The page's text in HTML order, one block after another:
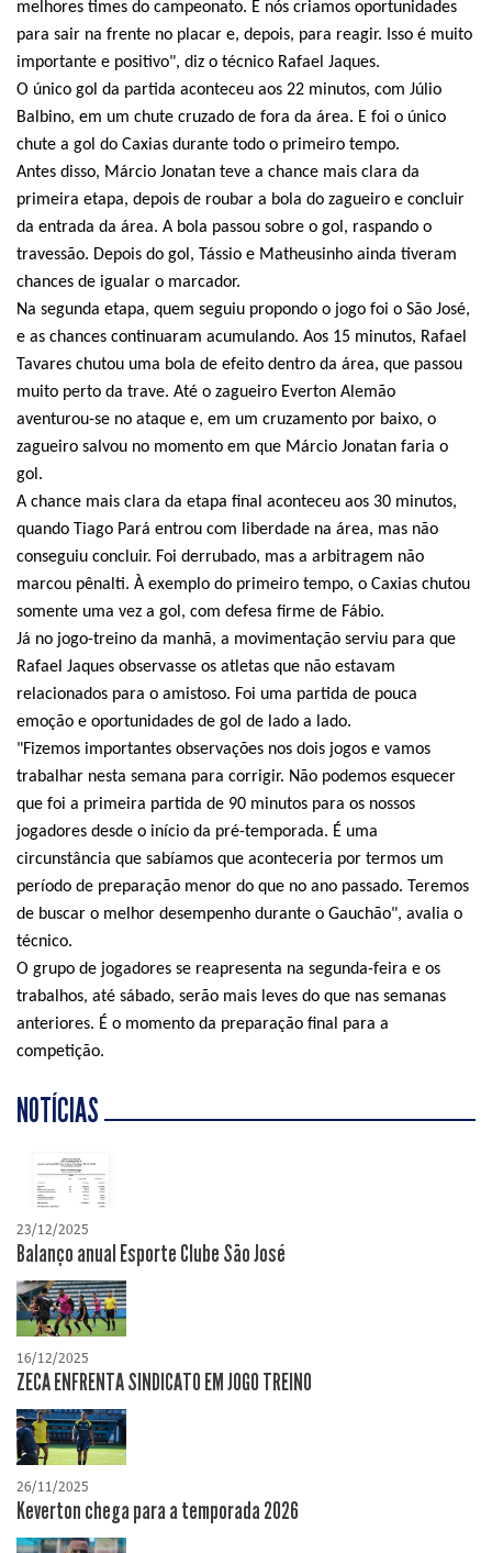
melhores times do campeonato. E nós criamos oportunidades
para sair na frente no placar e, depois, para reagir. Isso é muito
importante e positivo", diz o técnico Rafael Jaques.
O único gol da partida aconteceu aos 22 minutos, com Júlio
Balbino, em um chute cruzado de fora da área. E foi o único
chute a gol do Caxias durante todo o primeiro tempo.
Antes disso, Márcio Jonatan teve a chance mais clara da
primeira etapa, depois de roubar a bola do zagueiro e concluir
da entrada da área. A bola passou sobre o gol, raspando o
travessão. Depois do gol, Tássio e Matheusinho ainda tiveram
chances de igualar o marcador.
Na segunda etapa, quem seguiu propondo o jogo foi o São José,
e as chances continuaram acumulando. Aos 15 minutos, Rafael
Tavares chutou uma bola de efeito dentro da área, que passou
muito perto da trave. Até o zagueiro Everton Alemão
aventurou-se no ataque e, em um cruzamento por baixo, o
zagueiro salvou no momento em que Márcio Jonatan faria o
gol.
A chance mais clara da etapa final aconteceu aos 30 minutos,
quando Tiago Pará entrou com liberdade na área, mas não
conseguiu concluir. Foi derrubado, mas a arbitragem não
marcou pênalti. À exemplo do primeiro tempo, o Caxias chutou
somente uma vez a gol, com defesa firme de Fábio.
Já no jogo-treino da manhã, a movimentação serviu para que
Rafael Jaques observasse os atletas que não estavam
relacionados para o amistoso. Foi uma partida de pouca
emoção e oportunidades de gol de lado a lado.
"Fizemos importantes observações nos dois jogos e vamos
trabalhar nesta semana para corrigir. Não podemos esquecer
que foi a primeira partida de 90 minutos para os nossos
jogadores desde o início da pré-temporada. É uma
circunstância que sabíamos que aconteceria por termos um
período de preparação menor do que no ano passado. Teremos
de buscar o melhor desempenho durante o Gauchão", avalia o
técnico.
O grupo de jogadores se reapresenta na segunda-feira e os
trabalhos, até sábado, serão mais leves do que nas semanas
anteriores. É o momento da preparação final para a
competição.
NOTÍCIAS
23/12/2025
Balanço anual Esporte Clube São José
16/12/2025
ZECA ENFRENTA SINDICATO EM JOGO TREINO
26/11/2025
Keverton chega para a temporada 2026